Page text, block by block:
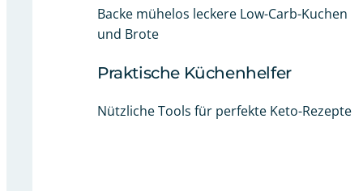
Backe mühelos leckere Low-Carb-Kuchen
und Brote
Praktische Küchenhelfer
Nützliche Tools für perfekte Keto-Rezepte